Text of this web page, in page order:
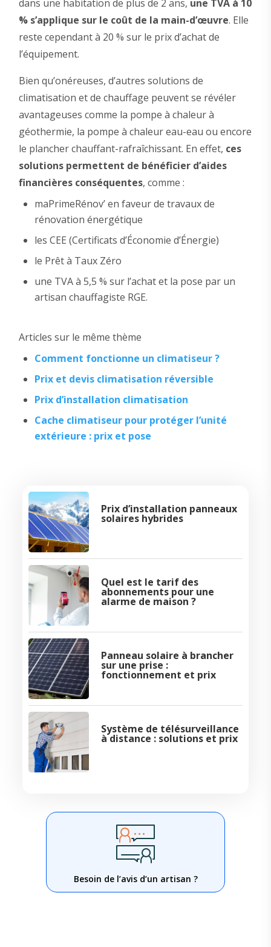
dans une habitation de plus de 2 ans, une TVA à 10
% s’applique sur le coût de la main-d’œuvre. Elle
reste cependant à 20 % sur le prix d’achat de
l’équipement.
Bien qu’onéreuses, d’autres solutions de
climatisation et de chauffage peuvent se révéler
avantageuses comme la pompe à chaleur à
géothermie, la pompe à chaleur eau-eau ou encore
le plancher chauffant-rafraîchissant. En effet, ces
solutions permettent de bénéficier d’aides
financières conséquentes, comme :
maPrimeRénov’ en faveur de travaux de
rénovation énergétique
les CEE (Certificats d’Économie d’Énergie)
le Prêt à Taux Zéro
une TVA à 5,5 % sur l’achat et la pose par un
artisan chauffagiste RGE.
Articles sur le même thème
Comment fonctionne un climatiseur ?
Prix et devis climatisation réversible
Prix d’installation climatisation
Cache climatiseur pour protéger l’unité
extérieure : prix et pose
Prix d’installation panneaux
solaires hybrides
Quel est le tarif des
abonnements pour une
alarme de maison ?
Panneau solaire à brancher
sur une prise :
fonctionnement et prix
Système de télésurveillance
à distance : solutions et prix
Besoin de l’avis d’un artisan ?